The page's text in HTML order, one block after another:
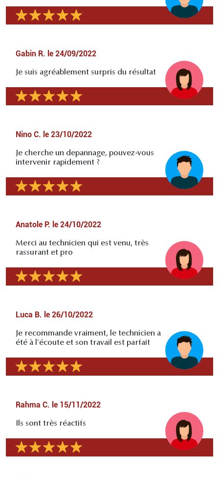
Gabin R. le 24/09/2022
Je suis agréablement surpris du résultat
Nino C. le 23/10/2022
Je cherche un depannage, pouvez-vous
intervenir rapidement ?
Anatole P. le 24/10/2022
Merci au technicien qui est venu, très
rassurant et pro
Luca B. le 26/10/2022
Je recommande vraiment, le technicien a
été à l'écoute et son travail est parfait
Rahma C. le 15/11/2022
Ils sont très réactifs